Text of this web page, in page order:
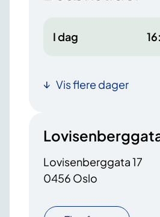
I dag
Vis flere dager
Lovisenberggata 17
0456 Oslo